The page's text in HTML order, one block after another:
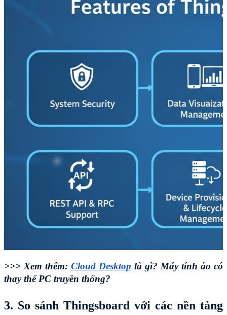
>>> Xem thêm: Cloud Desktop là gì? Máy tính ảo có
thay thế PC truyền thống?
3. So sánh Thingsboard với các nền tảng